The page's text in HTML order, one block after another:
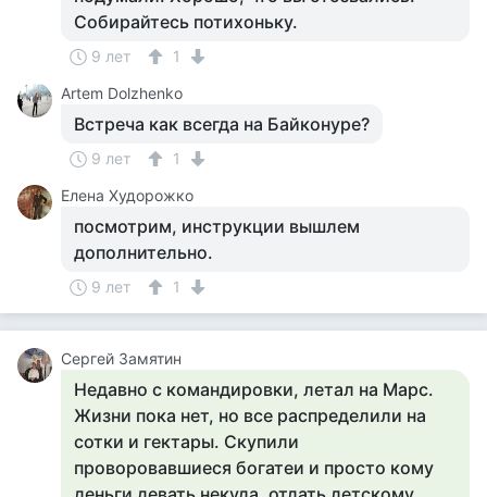
Собирайтесь потихоньку.
9 лет
1
Artem Dolzhenko
Встреча как всегда на Байконуре?
9 лет
1
Елена Худорожко
посмотрим, инструкции вышлем
дополнительно.
9 лет 1
Сергей Замятин
Недавно с командировки, летал на Марс.
Жизни пока нет, но все распределили на
сотки и гектары. Скупили
проворовавшиеся богатеи и просто кому